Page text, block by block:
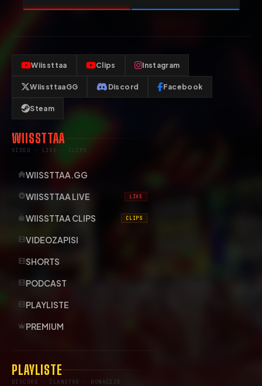
Wiissttaa Clips Instagram
WiissttaaGG Discord Facebook
Steam
WIISSTTAA
VIDEO · LIVE · CLIPS
WIISSTTAA.GG
WIISSTTAA LIVE LIVE
WIISSTTAA CLIPS CLIPS
VIDEOZAPISI
SHORTS
PODCAST
PLAYLISTE
PREMIUM
PLAYLISTE
DISCORD · ČLANSTVO · DONACIJE